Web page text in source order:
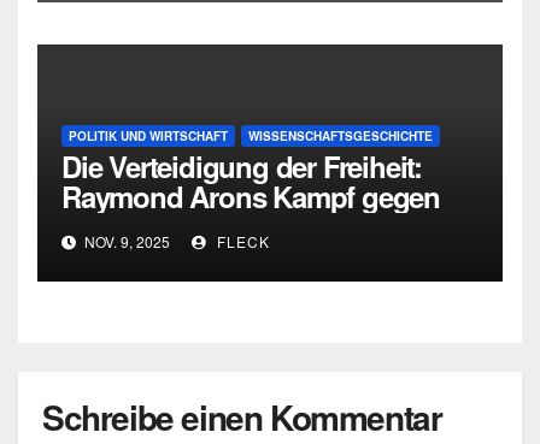
POLITIK UND WIRTSCHAFT WISSENSCHAFTSGESCHICHTE
Die Verteidigung der Freiheit:
Raymond Arons Kampf gegen
den totalitären Geist
NOV. 9, 2025 FLECK
Schreibe einen Kommentar